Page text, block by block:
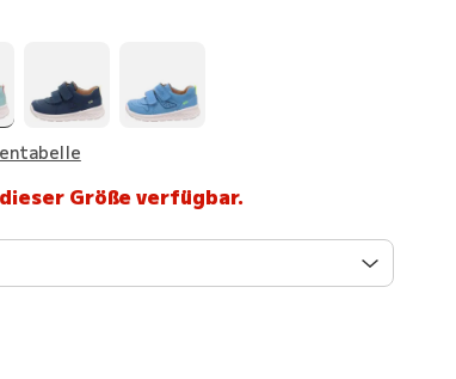
Größe verfügbar.